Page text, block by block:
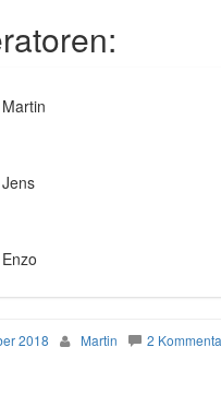
Martin
Jens
Enzo
2018 Martin 2